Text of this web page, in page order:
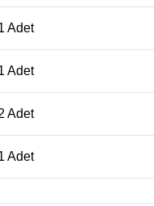
Adet
Adet
Adet
Adet